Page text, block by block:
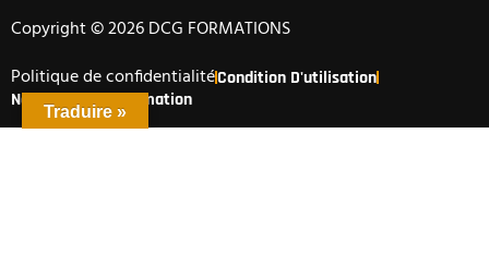
B
O
K
Copyright © 2026 DCG FORMATIONS
Politique de confidentialitéCondition D'utilisation
Nos CGV De La Formation
Traduire »